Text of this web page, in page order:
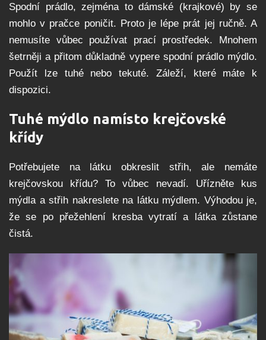
Spodní prádlo, zejména to dámské (krajkové) by se
mohlo v pračce poničit. Proto je lépe prát jej ručně. A
nemusíte vůbec používat prací prostředek. Mnohem
šetrněji a přitom důkladně vypere spodní prádlo mýdlo.
Použít lze tuhé nebo tekuté. Záleží, které máte k
dispozici.
Tuhé mýdlo namísto krejčovské
křídy
Potřebujete na látku obkreslit střih, ale nemáte
krejčovskou křídu? To vůbec nevadí. Uřízněte kus
mýdla a střih nakreslete na látku mýdlem. Výhodou je,
že se po přežehlení kresba vytratí a látka zůstane
čistá.